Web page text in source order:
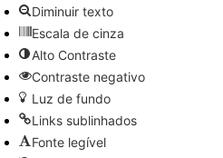
Diminuir texto
Escala de cinza
Alto Contraste
Contraste negativo
Luz de fundo
Links sublinhados
Fonte legível